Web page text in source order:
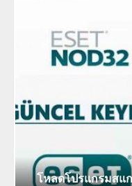
โหลดโปรแกรมสแก